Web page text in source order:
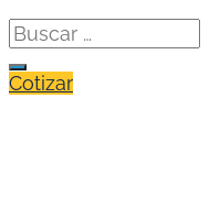
Search
for:
Cotizar